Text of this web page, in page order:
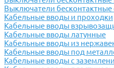
Выключатели
Кабельные вводы и проходки
Кабельные вводы
Кабельные вводы латунные
Кабельные вводы из
Кабельные вводы под
Кабельные вводы с